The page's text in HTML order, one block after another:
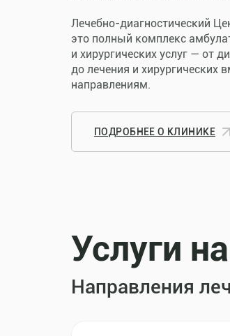
Лечебно-диагностический
это полный комплекс
и хирургических услуг — от
до лечения и хирургических
направлениям.
ПОДРОБНЕЕ О КЛИНИКЕ
Услуги
Направления